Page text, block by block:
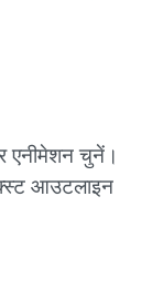
एनीमेशन चुनें।
आउटलाइन